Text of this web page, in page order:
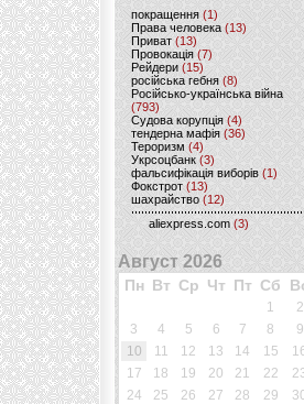
покращення (1)
Права человека(13)
Приват (13)
Провокація (7)
Рейдери (15)
російська гебня (8)
Російсько-українська війна
(793)
Судова корупція (4)
тендерна мафія (36)
Тероризм (4)
Укрсоцбанк (3)
фальсифікація виборів (1)
Фокстрот(13)
шахрайство (12)
aliexpress.com (3)
Август 2026
Пн Вт Ср Чт Пт Сб
1
2
3
4 5 6 7 8
9
10
11 12 13 14 15
17
18 19 20 21 22
24
25 26 27 28 29